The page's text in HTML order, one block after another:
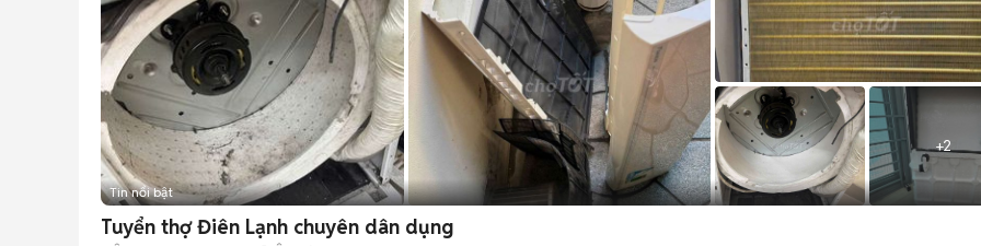
+2
Tin nổi bật
Tuyển thợ Điên Lạnh chuyên dân dụng